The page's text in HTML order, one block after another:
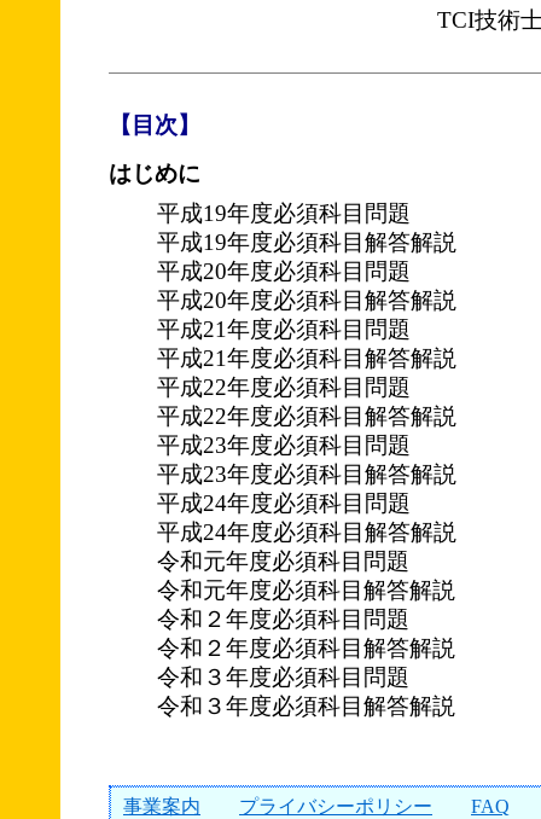
TCI技術
【目次】
はじめに
平成19年度必須科目問題
平成19年度必須科目解答解説
平成20年度必須科目問題
平成20年度必須科目解答解説
平成21年度必須科目問題
平成21年度必須科目解答解説
平成22年度必須科目問題
平成22年度必須科目解答解説
平成23年度必須科目問題
平成23年度必須科目解答解説
平成24年度必須科目問題
平成24年度必須科目解答解説
令和元年度必須科目問題
令和元年度必須科目解答解説
令和２年度必須科目問題
令和２年度必須科目解答解説
令和３年度必須科目問題
令和３年度必須科目解答解説
事業案内 プライバシーポリシー
FAQ